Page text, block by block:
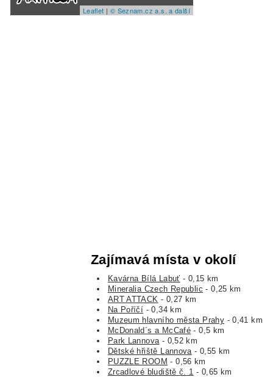
Leaflet | © Seznam.cz a.s. a další
Zajímavá místa v okolí
Kavárna Bílá Labuť - 0,15 km
Mineralia Czech Republic - 0,25 km
ART ATTACK - 0,27 km
Na Poříčí - 0,34 km
Muzeum hlavního města Prahy - 0,41 km
McDonald´s a McCafé - 0,5 km
Park Lannova - 0,52 km
Dětské hřiště Lannova - 0,55 km
PUZZLE ROOM - 0,56 km
Zrcadlové bludiště č. 1 - 0,65 km